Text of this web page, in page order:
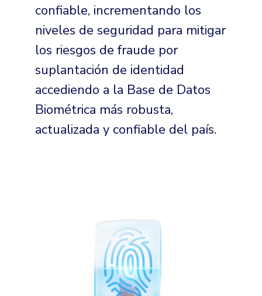
confiable, incrementando los
niveles de seguridad para mitigar
los riesgos de fraude por
suplantación de identidad
accediendo a la Base de Datos
Biométrica más robusta,
actualizada y confiable del país.